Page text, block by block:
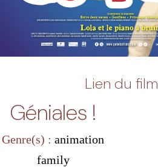
Lien du film
Géniales !
Genre(s) :animation
family